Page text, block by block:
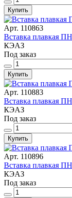
Купить
Арт. 110863
Вставка плавкая
КЭАЗ
Под заказ
Купить
Арт. 110883
Вставка плавкая
КЭАЗ
Под заказ
Купить
Арт. 110896
Вставка плавкая
КЭАЗ
Под заказ